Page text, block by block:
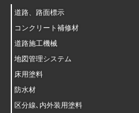
道路、路面標示
コンクリート補修材
道路施工機械
地図管理システム
床用塗料
防水材
区分線､内外装用塗料